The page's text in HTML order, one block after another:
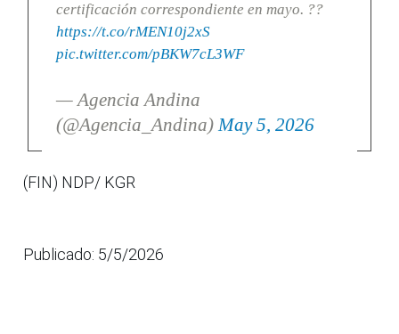
certificación correspondiente en mayo. ??
https://t.co/rMEN10j2xS
pic.twitter.com/pBKW7cL3WF
— Agencia Andina
(@Agencia_Andina)May 5, 2026
(FIN) NDP/ KGR
Publicado: 5/5/2026